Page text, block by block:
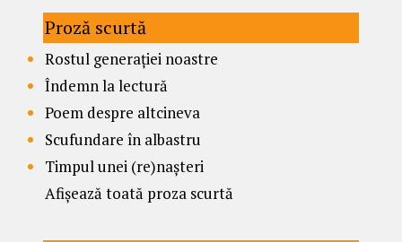
Proză scurtă
Rostul generației noastre
Îndemn la lectură
Poem despre altcineva
Scufundare în albastru
Timpul unei (re)nașteri
Afișează toată proza scurtă